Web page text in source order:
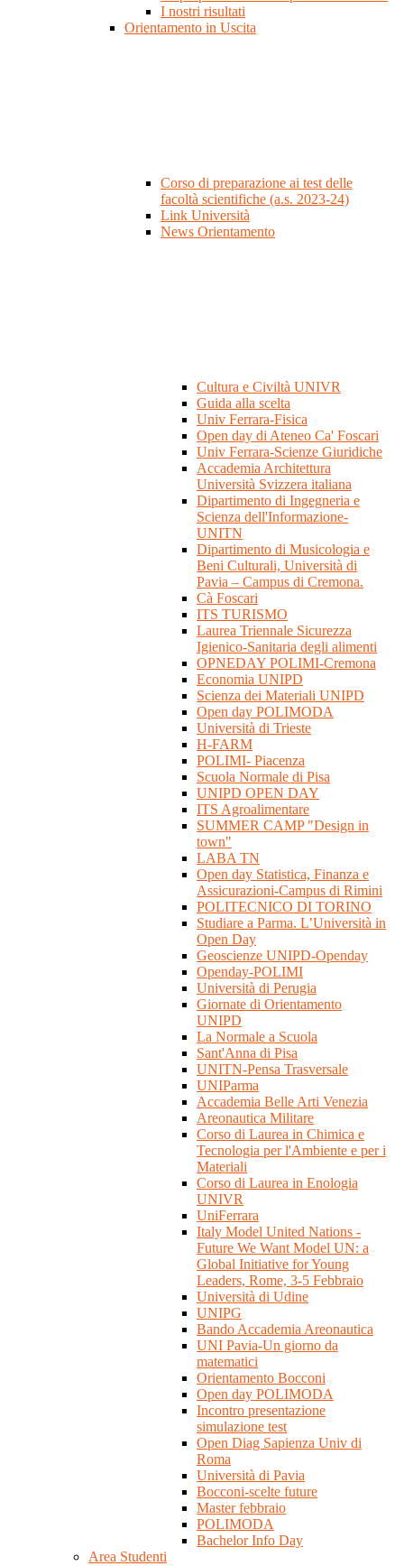
I nostri risultati
Orientamento in Uscita
Corso di preparazione ai test delle
facoltà scientifiche (a.s. 2023-24)
Link Università
News Orientamento
Cultura e Civiltà UNIVR
Guida alla scelta
Univ Ferrara-Fisica
Open day di Ateneo Ca' Foscari
Univ Ferrara-Scienze Giuridiche
Accademia Architettura
Università Svizzera italiana
Dipartimento di Ingegneria e
Scienza dell'Informazione-
UNITN
Dipartimento di Musicologia e
Beni Culturali, Università di
Pavia – Campus di Cremona.
Cà Foscari
ITS TURISMO
Laurea Triennale Sicurezza
Igienico-Sanitaria degli alimenti
OPNEDAY POLIMI-Cremona
Economia UNIPD
Scienza dei Materiali UNIPD
Open day POLIMODA
Università di Trieste
H-FARM
POLIMI- Piacenza
Scuola Normale di Pisa
UNIPD OPEN DAY
ITS Agroalimentare
SUMMER CAMP "Design in
town"
LABA TN
Open day Statistica, Finanza e
Assicurazioni-Campus di Rimini
POLITECNICO DI TORINO
Studiare a Parma. L’Università in
Open Day
Geoscienze UNIPD-Openday
Openday-POLIMI
Università di Perugia
Giornate di Orientamento
UNIPD
La Normale a Scuola
Sant'Anna di Pisa
UNITN-Pensa Trasversale
UNIParma
Accademia Belle Arti Venezia
Areonautica Militare
Corso di Laurea in Chimica e
Tecnologia per l'Ambiente e per i
Materiali
Corso di Laurea in Enologia
UNIVR
UniFerrara
Italy Model United Nations -
Future We Want Model UN: a
Global Initiative for Young
Leaders, Rome, 3-5 Febbraio
Università di Udine
UNIPG
Bando Accademia Areonautica
UNI Pavia-Un giorno da
matematici
Orientamento Bocconi
Open day POLIMODA
Incontro presentazione
simulazione test
Open Diag Sapienza Univ di
Roma
Università di Pavia
Bocconi-scelte future
Master febbraio
POLIMODA
Bachelor Info Day
Area Studenti